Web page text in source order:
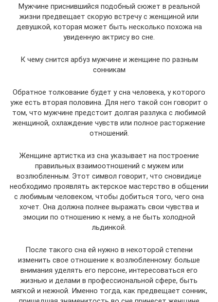
Мужчине приснившийся подобный сюжет в реальной
жизни предвещает скорую встречу с женщиной или
девушкой, которая может быть несколько похожа на
увиденную актрису во сне.
К чему снится арбуз мужчине и женщине по разным
сонникам
Обратное толкование будет у сна человека, у которого
уже есть вторая половина. Для него такой сон говорит о
том, что мужчине предстоит долгая разлука с любимой
женщиной, охлаждение чувств или полное расторжение
отношений.
Женщине артистка из сна указывает на построение
правильных взаимоотношений с мужем или
возлюбленным. Этот символ говорит, что сновидице
необходимо проявлять актерское мастерство в общении
с любимым человеком, чтобы добиться того, чего она
хочет. Она должна полнее выражать свои чувства и
эмоции по отношению к нему, а не быть холодной
льдинкой.
После такого сна ей нужно в некоторой степени
изменить свое отношение к возлюбленному: больше
внимания уделять его персоне, интересоваться его
жизнью и делами в профессиональной сфере, быть
мягкой и нежной. Именно тогда, как предвещает сонник,